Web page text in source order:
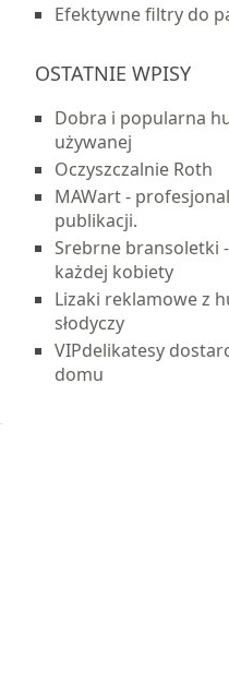
Efektywne filtry do
OSTATNIE WPISY
Dobra i popularna
używanej
Oczyszczalnie Roth
MAWart -
publikacji.
Srebrne bransoletki
każdej kobiety
Lizaki reklamowe z
słodyczy
VIPdelikatesy
domu